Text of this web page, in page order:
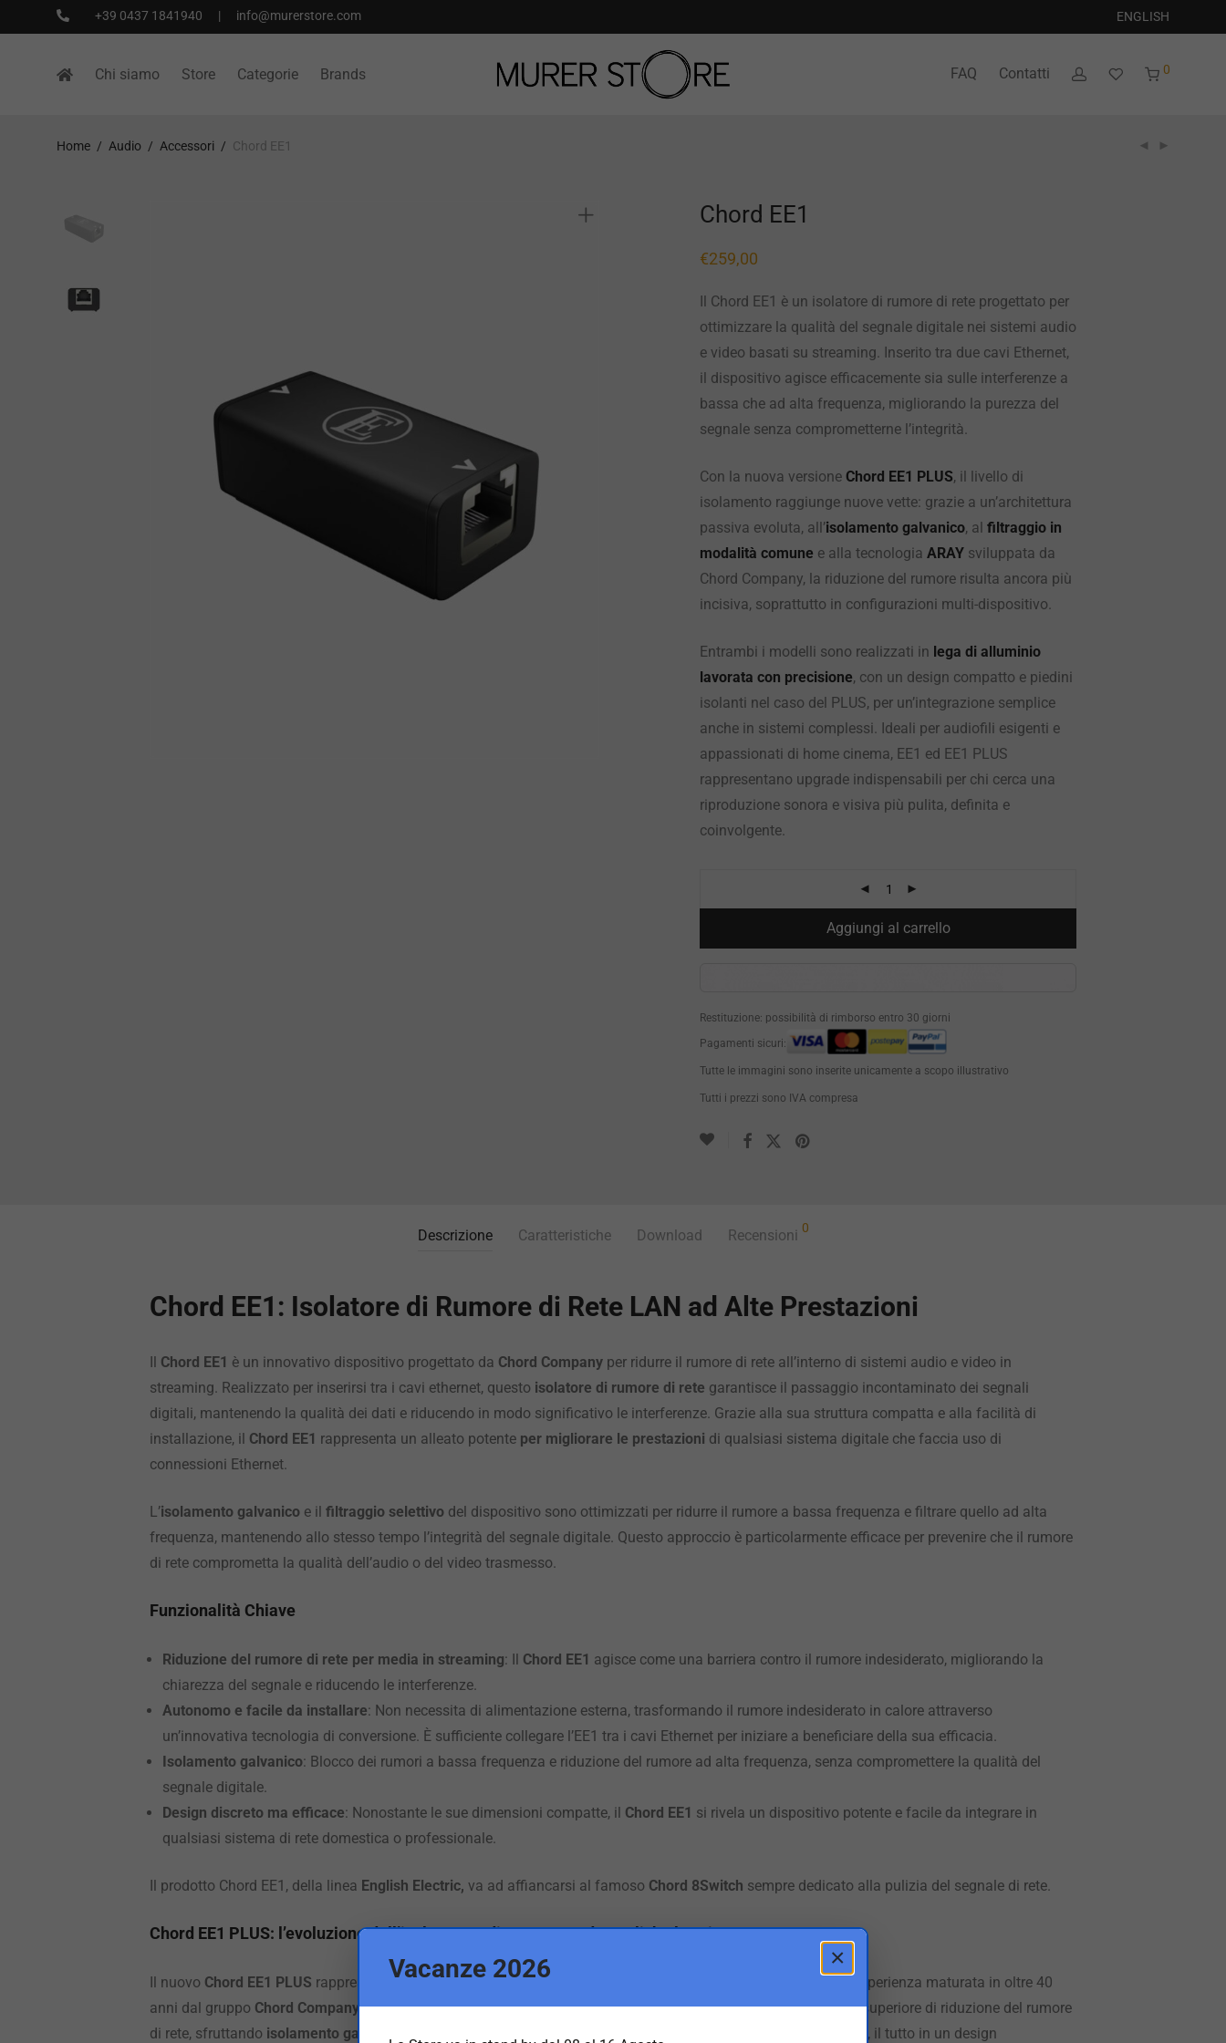
+39 0437 1841940 | info@murerstore.com ENGLISH
Chi siamo Store Categorie Brands FAQ Contatti 0
Home / Audio / Accessori / Chord EE1
Chord EE1
€259,00
Il Chord EE1 è un isolatore di rumore di rete progettato per
ottimizzare la qualità del segnale digitale nei sistemi audio
e video basati su streaming. Inserito tra due cavi Ethernet,
il dispositivo agisce efficacemente sia sulle interferenze a
bassa che ad alta frequenza, migliorando la purezza del
segnale senza comprometterne l’integrità.
Con la nuova versione Chord EE1 PLUS, il livello di
isolamento raggiunge nuove vette: grazie a un’architettura
passiva evoluta, all’isolamento galvanico, al filtraggio in
modalità comune e alla tecnologia ARAY sviluppata da
Chord Company, la riduzione del rumore risulta ancora più
incisiva, soprattutto in configurazioni multi-dispositivo.
Entrambi i modelli sono realizzati in lega di alluminio
lavorata con precisione, con un design compatto e piedini
isolanti nel caso del PLUS, per un’integrazione semplice
anche in sistemi complessi. Ideali per audiofili esigenti e
appassionati di home cinema, EE1 ed EE1 PLUS
rappresentano upgrade indispensabili per chi cerca una
riproduzione sonora e visiva più pulita, definita e
coinvolgente.
Aggiungi al carrello
Restituzione: possibilità di rimborso entro 30 giorni
Pagamenti sicuri:
Tutte le immagini sono inserite unicamente a scopo illustrativo
Tutti i prezzi sono IVA compresa
Descrizione Caratteristiche Download Recensioni 0
Chord EE1: Isolatore di Rumore di Rete LAN ad Alte Prestazioni
Il Chord EE1 è un innovativo dispositivo progettato da Chord Company per ridurre il rumore di rete all’interno di sistemi audio e video in
streaming. Realizzato per inserirsi tra i cavi ethernet, questo isolatore di rumore di rete garantisce il passaggio incontaminato dei segnali
digitali, mantenendo la qualità dei dati e riducendo in modo significativo le interferenze. Grazie alla sua struttura compatta e alla facilità di
installazione, il Chord EE1 rappresenta un alleato potente per migliorare le prestazioni di qualsiasi sistema digitale che faccia uso di
connessioni Ethernet.
L’isolamento galvanico e il filtraggio selettivo del dispositivo sono ottimizzati per ridurre il rumore a bassa frequenza e filtrare quello ad alta
frequenza, mantenendo allo stesso tempo l’integrità del segnale digitale. Questo approccio è particolarmente efficace per prevenire che il rumore
di rete comprometta la qualità dell’audio o del video trasmesso.
Funzionalità Chiave
Riduzione del rumore di rete per media in streaming: Il Chord EE1 agisce come una barriera contro il rumore indesiderato, migliorando la
chiarezza del segnale e riducendo le interferenze.
Autonomo e facile da installare: Non necessita di alimentazione esterna, trasformando il rumore indesiderato in calore attraverso
un’innovativa tecnologia di conversione. È sufficiente collegare l’EE1 tra i cavi Ethernet per iniziare a beneficiare della sua efficacia.
Isolamento galvanico: Blocco dei rumori a bassa frequenza e riduzione del rumore ad alta frequenza, senza compromettere la qualità del
segnale digitale.
Design discreto ma efficace: Nonostante le sue dimensioni compatte, il Chord EE1 si rivela un dispositivo potente e facile da integrare in
qualsiasi sistema di rete domestica o professionale.
Il prodotto Chord EE1, della linea English Electric, va ad affiancarsi al famoso Chord 8Switch sempre dedicato alla pulizia del segnale di rete.
Chord EE1 PLUS: l’evoluzione dell’isolamento di rete, secondo English Electric
Il nuovo Chord EE1 PLUS rappresenta un perfezionamento sostanziale rispetto al modello originale, grazie all’esperienza maturata in oltre 40
anni dal gruppo Chord Companynel trattamento dei segnali audio-video. La versione PLUS introduce un livello superiore di riduzione del rumore
di rete, sfruttando isolamento galvanico
, il tutto in un design
×
Vacanze 2026